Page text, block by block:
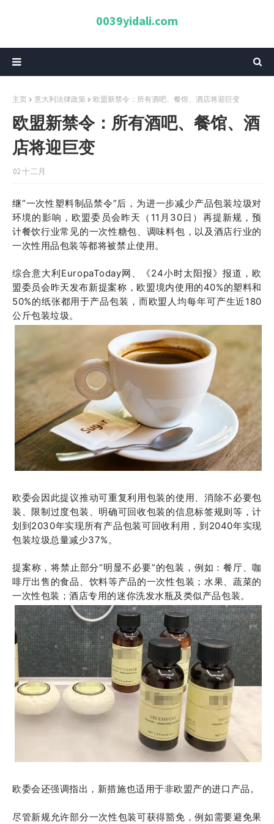
0039yidali.com
主页 意大利法律政策 欧盟新禁令：所有酒吧、餐馆、酒店将迎巨变
欧盟新禁令：所有酒吧、餐馆、酒
店将迎巨变
02 十二月
继“一次性塑料制品禁令”后，为进一步减少产品包装垃圾对
环境的影响，欧盟委员会昨天（11月30日）再提新规，预
计餐饮行业常见的一次性糖包、调味料包，以及酒店行业的
一次性用品包装等都将被禁止使用。
综合意大利EuropaToday网、《24小时太阳报》报道，欧
盟委员会昨天发布新提案称， 欧盟境内使用的40%的塑料和
50%的纸张都用于产品包装，而欧盟人均每年可产生近180
公斤包装垃圾。
欧委会因此提议推动可重复利用包装的使用、消除不必要包
装、限制过度包装、明确可回收包装的信息标签规则等，计
划到2030年实现所有产品包装可回收利用，到2040年实现
包装垃圾总量减少37%。
提案称，将禁止部分“明显不必要”的包装，例如：餐厅、咖
啡厅出售的食品、饮料等产品的一次性包装；水果、蔬菜的
一次性包装；酒店专用的迷你洗发水瓶及类似产品包装。
欧委会还强调指出，新措施也适用于非欧盟产的进口产品。
尽管新规允许部分一次性包装可获得豁免，例如需要避免果